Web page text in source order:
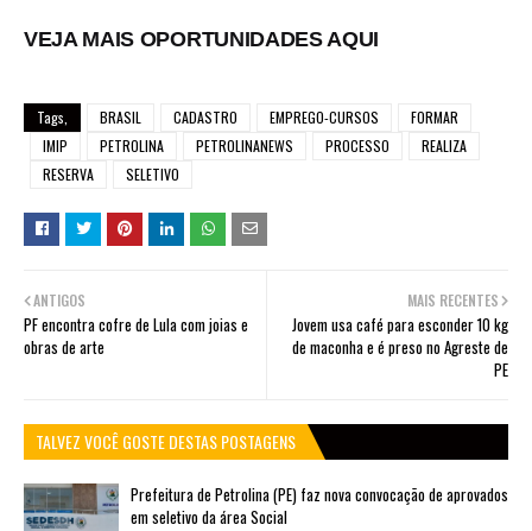
VEJA MAIS OPORTUNIDADES AQUI
Tags, BRASIL CADASTRO EMPREGO-CURSOS
FORMAR
IMIP
PETROLINA PETROLINANEWS PROCESSO
REALIZA
RESERVA
SELETIVO
MAIS RECENTES
Jovem usa café para esconder 10 kg
de maconha e é preso no Agreste de
PE
ANTIGOS
PF encontra cofre de Lula com joias e
obras de arte
TALVEZ VOCÊ GOSTE DESTAS POSTAGENS
Prefeitura de Petrolina (PE) faz nova convocação de aprovados
em seletivo da área Social